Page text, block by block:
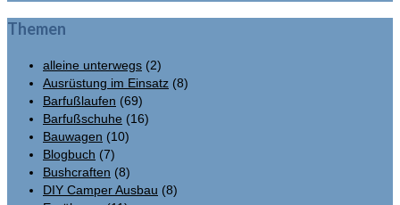
Themen
alleine unterwegs (2)
Ausrüstung im Einsatz (8)
Barfußlaufen (69)
Barfußschuhe (16)
Bauwagen (10)
Blogbuch (7)
Bushcraften (8)
DIY Camper Ausbau (8)